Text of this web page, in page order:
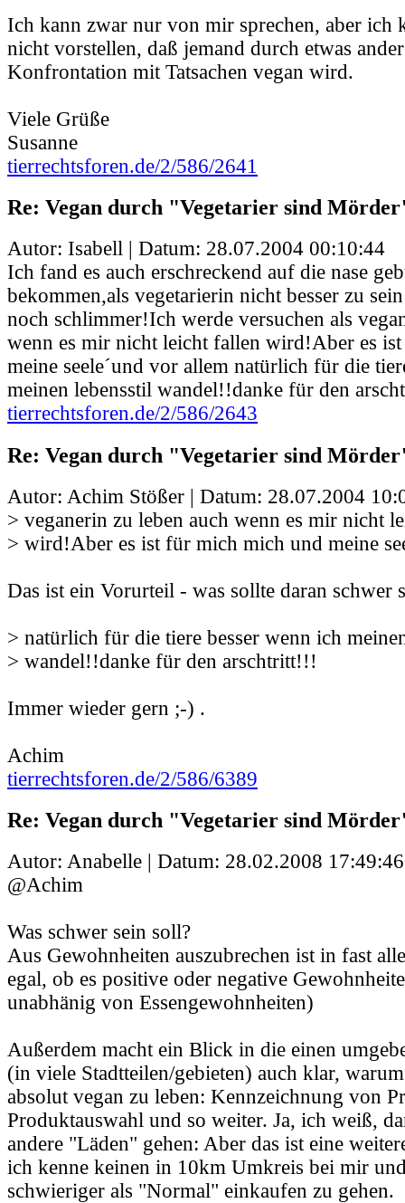
Ich kann zwar nur von mir sprechen, aber ich
nicht vorstellen, daß jemand durch etwas
Konfrontation mit Tatsachen vegan wird.
Viele Grüße
Susanne
tierrechtsforen.de/2/586/2641
Re: Vegan durch "Vegetarier sind
Autor: Isabell | Datum: 28.07.2004 00:10:44
Ich fand es auch erschreckend auf die nase
bekommen,als vegetarierin nicht besser zu
noch schlimmer!Ich werde versuchen als
wenn es mir nicht leicht fallen wird!Aber es
meine seele´und vor allem natürlich für die
meinen lebensstil wandel!!danke für den
tierrechtsforen.de/2/586/2643
Re: Vegan durch "Vegetarier sind
Autor: Achim Stößer | Datum: 28.07.2004
> veganerin zu leben auch wenn es mir nicht
> wird!Aber es ist für mich mich und meine
Das ist ein Vorurteil - was sollte daran schwer
> natürlich für die tiere besser wenn ich
> wandel!!danke für den arschtritt!!!
Immer wieder gern ;-) .
Achim
tierrechtsforen.de/2/586/6389
Re: Vegan durch "Vegetarier sind
Autor: Anabelle | Datum: 28.02.2008 17:49:46
@Achim
Was schwer sein soll?
Aus Gewohnheiten auszubrechen ist in fast
egal, ob es positive oder negative
unabhänig von Essengewohnheiten)
Außerdem macht ein Blick in die einen
(in viele Stadtteilen/gebieten) auch klar,
absolut vegan zu leben: Kennzeichnung von
Produktauswahl und so weiter. Ja, ich weiß,
andere "Läden" gehen: Aber das ist eine
ich kenne keinen in 10km Umkreis bei mir
schwieriger als "Normal" einkaufen zu gehen.